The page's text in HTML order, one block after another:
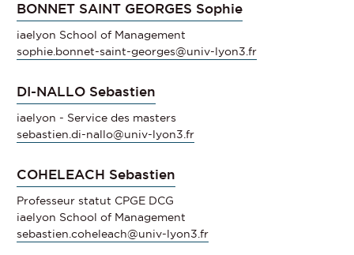
BONNET SAINT GEORGES Sophie
iaelyon School of Management
sophie.bonnet-saint-georges@univ-lyon3.fr
DI-NALLO Sebastien
iaelyon - Service des masters
sebastien.di-nallo@univ-lyon3.fr
COHELEACH Sebastien
Professeur statut CPGE DCG
iaelyon School of Management
sebastien.coheleach@univ-lyon3.fr